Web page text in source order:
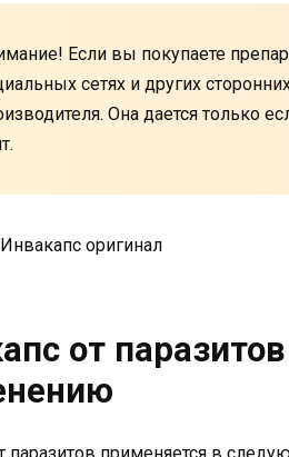
Если вы покупаете
сетях и других
Она дается только
от